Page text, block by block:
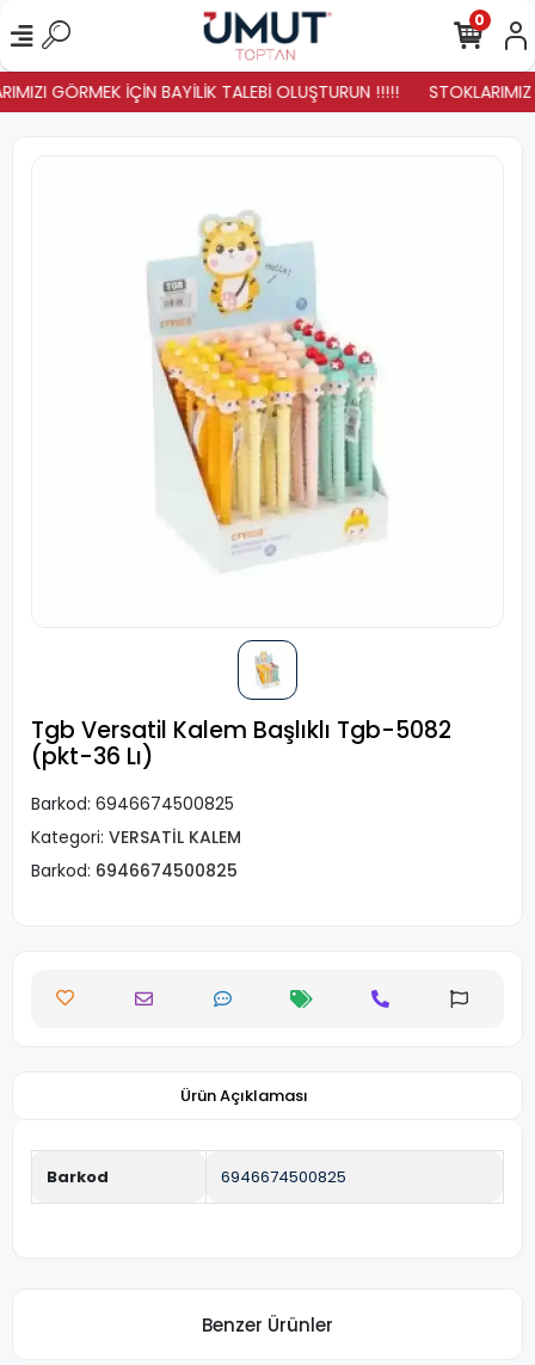
GÖRMEK İÇİN BAYİLİK TALEBİ OLUŞTURUN !!!!! STOKLARIMIZ
0
Tgb Versatil Kalem Başlıklı Tgb-5082
(pkt-36 Lı)
Barkod: 6946674500825
Kategori: VERSATİL KALEM
Barkod: 6946674500825
Ürün Açıklaması
Barkod 6946674500825
Benzer Ürünler